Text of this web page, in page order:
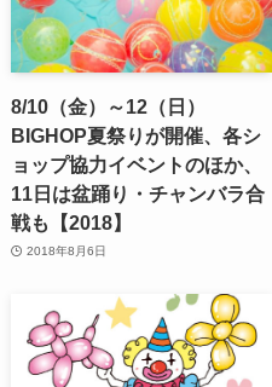
8/10（金）～12（日）
BIGHOP夏祭りが開催、各シ
ョップ協力イベントのほか、
11日は盆踊り・チャンバラ合
戦も【2018】
2018年8月6日